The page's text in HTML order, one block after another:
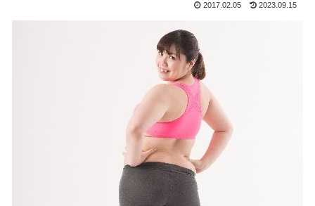
2017.02.05 2023.09.15